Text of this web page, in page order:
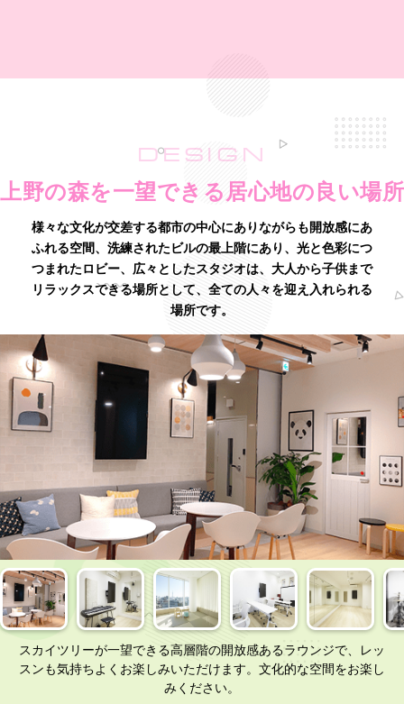
DESIGN
上野の森を一望できる居心地の良い場所
様々な文化が交差する都市の中心にありながらも開放感にあ
ふれる空間、洗練されたビルの最上階にあり、 光と色彩につ
つまれたロビー、広々としたスタジオは、 大人から子供まで
リラックスできる場所として、全ての人々を迎え入れられる
場所です。
スカイツリーが一望できる高層階の開放感あるラウンジで、レッ
スンも気持ちよくお楽しみいただけます。文化的な空間をお楽し
みください。